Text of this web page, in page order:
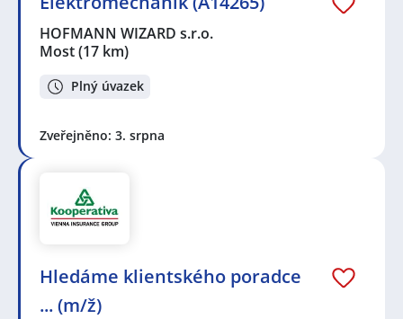
HOFMANN WIZARD s.r.o.
Most(17 km)
Plný úvazek
Zveřejněno: 3. srpna
Hledáme klientského poradce
... (m/ž)